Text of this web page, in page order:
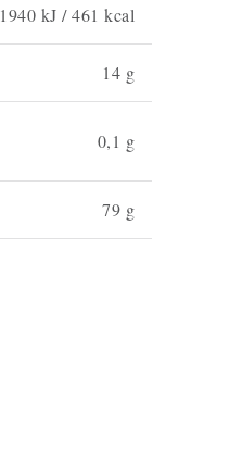
1940 kJ / 461 kcal
14 g
0,1 g
79 g